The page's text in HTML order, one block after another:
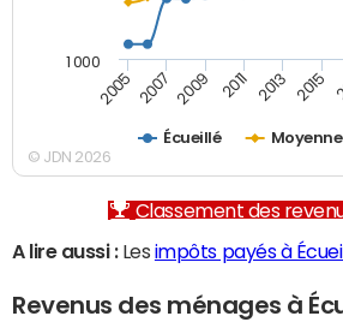
Écueillé
2005 2007 2009 2011 2013 2015
1 000
© JDN 2026
Classement des
A lire aussi :Les impôts payés à
Revenus des ménages à